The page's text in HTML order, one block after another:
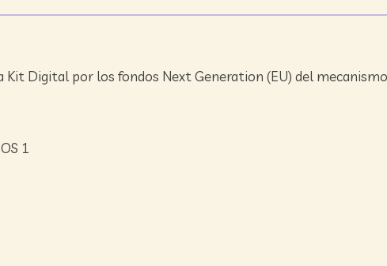
Digital por los fondos Next Generation (EU) del